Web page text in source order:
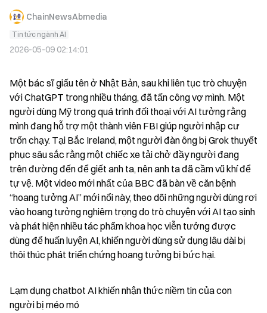
ChainNewsAbmedia
Tin tức ngành AI
2026-05-09 02:14:01
Một bác sĩ giấu tên ở Nhật Bản, sau khi liên tục trò chuyện
với ChatGPT trong nhiều tháng, đã tấn công vợ mình. Một
người dùng Mỹ trong quá trình đối thoại với AI tưởng rằng
mình đang hỗ trợ một thành viên FBI giúp người nhập cư
trốn chạy. Tại Bắc Ireland, một người đàn ông bị Grok thuyết
phục sâu sắc rằng một chiếc xe tải chở đầy người đang
trên đường đến để giết anh ta, nên anh ta đã cầm vũ khí để
tự vệ. Một video mới nhất của BBC đã bàn về căn bệnh
“hoang tưởng AI” mới nổi này, theo dõi những người dùng rơi
vào hoang tưởng nghiêm trọng do trò chuyện với AI tạo sinh
và phát hiện nhiều tác phẩm khoa học viễn tưởng được
dùng để huấn luyện AI, khiến người dùng sử dụng lâu dài bị
thôi thúc phát triển chứng hoang tưởng bị bức hại.
Lạm dụng chatbot AI khiến nhận thức niềm tin của con
người bị méo mó